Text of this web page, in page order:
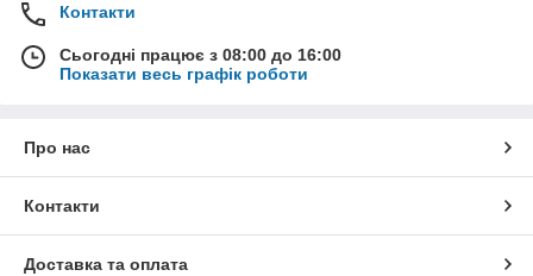
Контакти
Сьогодні працює з 08:00 до 16:00
Показати весь графік роботи
Про нас
Контакти
Доставка та оплата